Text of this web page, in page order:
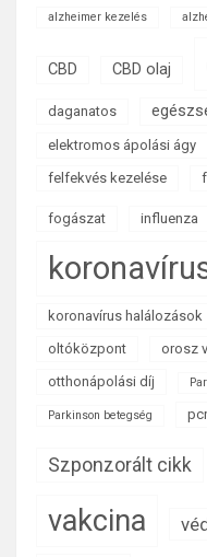
alzheimer kezelés
CBD CBD olaj
daganatos
elektromos ápolási ágy
felfekvés kezelése
fogászat influenza
koronavírus halálozások
oltóközpont
orosz
otthonápolási díj
Parkinson betegség
Szponzorált cikk
vakcina